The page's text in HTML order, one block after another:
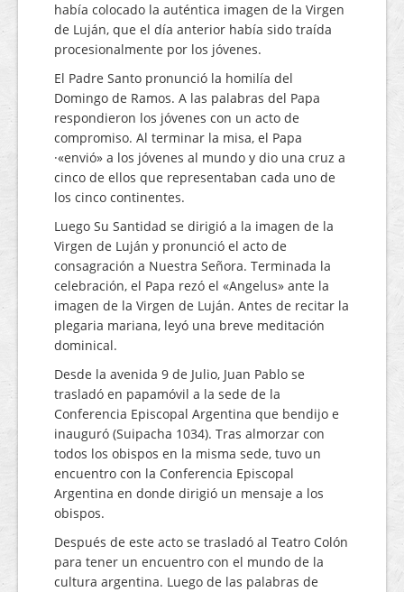
había colocado la auténtica imagen de la Virgen
de Luján, que el día anterior había sido traída
procesionalmente por los jóvenes.
El Padre Santo pronunció la homilía del
Domingo de Ramos. A las palabras del Papa
respondieron los jóvenes con un acto de
compromiso. Al terminar la misa, el Papa
·«envió» a los jóvenes al mundo y dio una cruz a
cinco de ellos que representaban cada uno de
los cinco continentes.
Luego Su Santidad se dirigió a la imagen de la
Virgen de Luján y pronunció el acto de
consagración a Nuestra Señora. Terminada la
celebración, el Papa rezó el «Angelus» ante la
imagen de la Virgen de Luján. Antes de recitar la
plegaria mariana, leyó una breve meditación
dominical.
Desde la avenida 9 de Julio, Juan Pablo se
trasladó en papamóvil a la sede de la
Conferencia Episcopal Argentina que bendijo e
inauguró (Suipacha 1034). Tras almorzar con
todos los obispos en la misma sede, tuvo un
encuentro con la Conferencia Episcopal
Argentina en donde dirigió un mensaje a los
obispos.
Después de este acto se trasladó al Teatro Colón
para tener un encuentro con el mundo de la
cultura argentina. Luego de las palabras de